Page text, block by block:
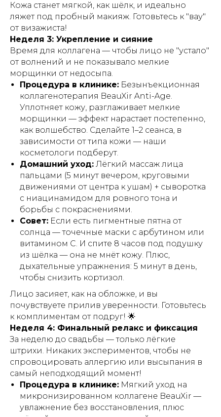
Кожа станет мягкой, как шёлк, и идеально
ляжет под пробный макияж. Готовьтесь к "вау"
от визажиста!
Неделя 3: Укрепление и сияние
Время для коллагена — чтобы лицо не "устало"
от волнений и не показывало мелкие
морщинки от недосыпа.
Процедура в клинике: Безынъекционная
коллагенотерапия BeauXir Anti-Age.
Уплотняет кожу, разглаживает мелкие
морщинки — эффект нарастает постепенно,
как волшебство. Сделайте 1–2 сеанса, в
зависимости от типа кожи — наши
косметологи подберут.
Домашний уход: Лёгкий массаж лица
пальцами (5 минут вечером, круговыми
движениями от центра к ушам) + сыворотка
с ниацинамидом для ровного тона и
борьбы с покраснениями.
Совет: Если есть пигментные пятна от
солнца — точечные маски с арбутином или
витамином C. И спите 8 часов под подушку
из шёлка — она не мнёт кожу. Плюс,
дыхательные упражнения: 5 минут в день,
чтобы снизить кортизол.
Лицо засияет, как на обложке, и вы
почувствуете прилив уверенности. Готовьтесь
к комплиментам от подруг! 🌟
Неделя 4: Финальный релакс и фиксация
За неделю до свадьбы — только лёгкие
штрихи. Никаких экспериментов, чтобы не
спровоцировать аллергию или высыпания в
самый неподходящий момент!
Процедура в клинике: Мягкий уход на
микронизированном коллагене BeauXir —
увлажнение без восстановления, плюс